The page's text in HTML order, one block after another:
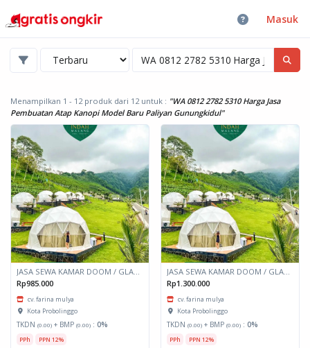
Masuk
Menampilkan 1 - 12 produk dari 12 untuk : "WA 0812 2782 5310 Harga Jasa
Pembuatan Atap Kanopi Model Baru Paliyan Gunungkidul"
Rp985.000
cv. farina mulya
Kota Probolinggo
TKDN (0.00) + BMP (0.00) : 0%
PPh PPN 12%
Rp1.300.000
cv. farina mulya
Kota Probolinggo
TKDN (0.00) + BMP (0.00) : 0%
PPh PPN 12%